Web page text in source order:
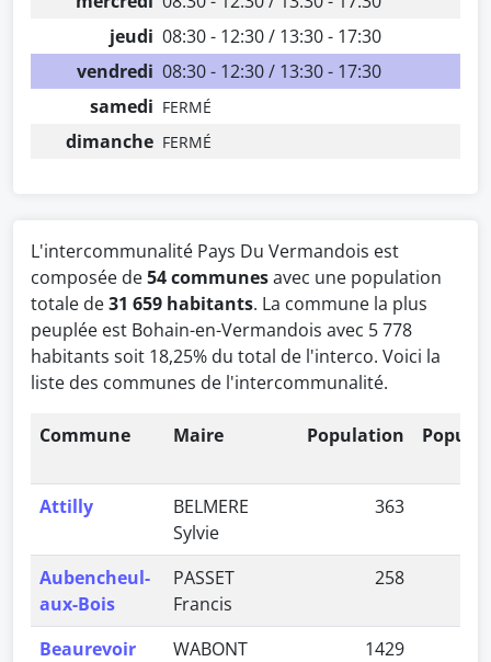
jeudi 08:30 - 12:30 / 13:30 - 17:30
vendredi 08:30 - 12:30 / 13:30 - 17:30
samedi FERMÉ
dimanche FERMÉ
L'intercommunalité Pays Du Vermandois est
composée de54 communesavec une population
totale de31 659 habitants. La commune la plus
peuplée est Bohain-en-Vermandois avec 5 778
habitants soit 18,25% du total de l'interco. Voici la
liste des communes de l'intercommunalité.
Commune Maire Population
Attilly
BELMERE
Sylvie
363
Aubencheul-
aux-Bois
PASSET
Francis
258
Beaurevoir
WABONT
1429